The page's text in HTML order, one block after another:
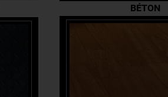
BÉTON